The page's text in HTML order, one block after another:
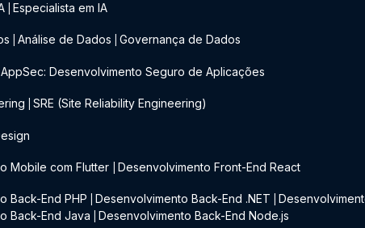
Especialista em IA
Análise de Dados Governança de Dados
AppSec: Desenvolvimento Seguro de Aplicações
SRE (Site Reliability Engineering)
Mobile com Flutter Desenvolvimento Front-End React
Back-End PHP Desenvolvimento Back-End .NET
Back-End Java Desenvolvimento Back-End Node.js